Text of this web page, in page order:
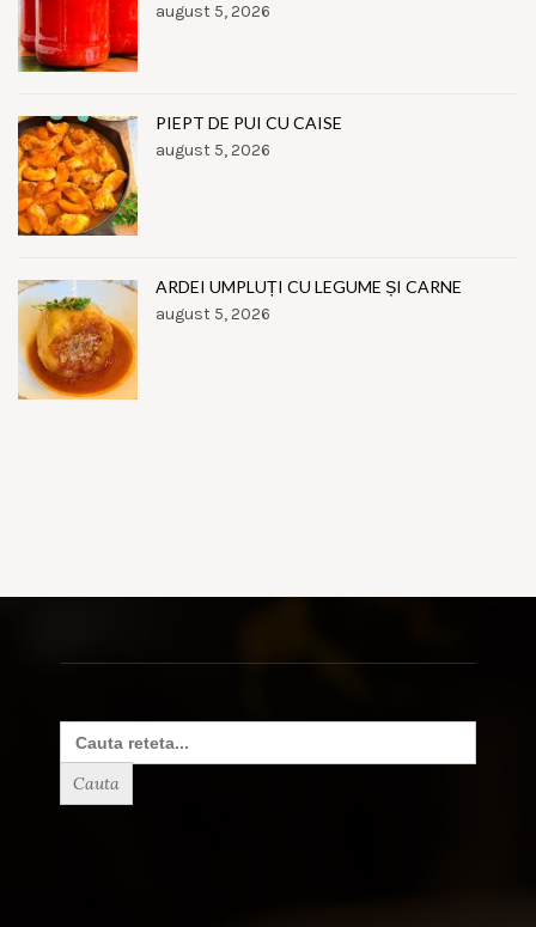
august 5, 2026
PIEPT DE PUI CU CAISE
august 5, 2026
ARDEI UMPLUȚI CU LEGUME ȘI CARNE
august 5, 2026
Search
for: